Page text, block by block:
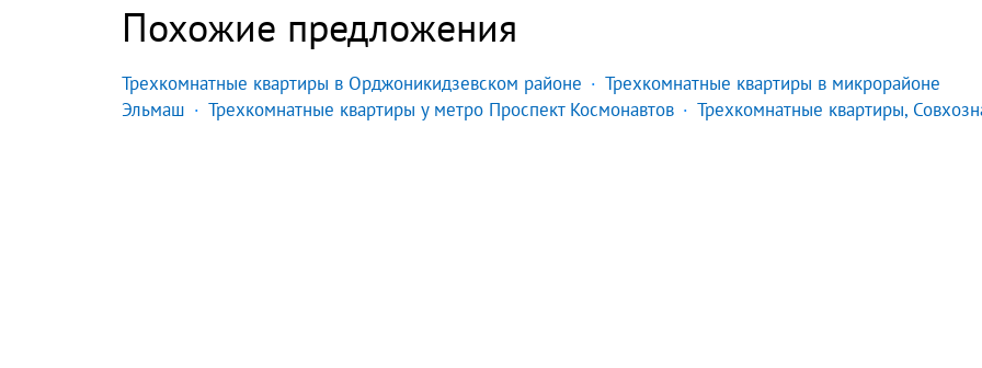
Похожие предложения
Трехкомнатные квартиры в Орджоникидзевском районе
Трехкомнатные квартиры в микрорайоне
Эльмаш
Трехкомнатные квартиры у метро Проспект Космонавтов Трехкомнатные квартиры,